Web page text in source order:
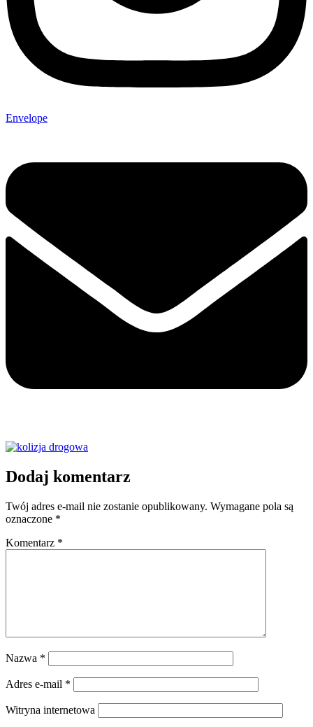
Envelope
Dodaj komentarz
Twój adres e-mail nie zostanie opublikowany. Wymagane pola są
oznaczone *
Komentarz *
Nazwa *
Adres e-mail *
Witryna internetowa